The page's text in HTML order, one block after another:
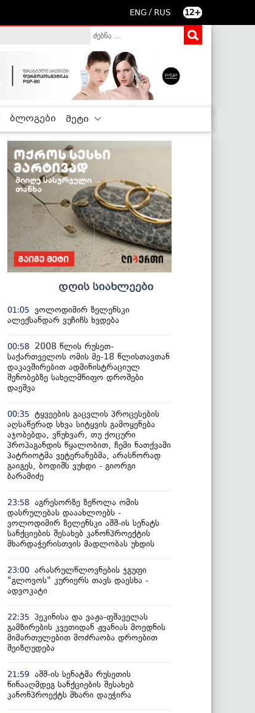
ENG / RUS 12+
ბლოგები მეტი
დღის სიახლეები
01:05 ვოლოდიმირ ზელენსკი
ალექსანდარ ვუჩიჩს ხვდება
00:58
2008 წლის რუსეთ-
საქართველოს ომის მე-18 წლისთავთან
დაკავშირებით ადმინისტრაციულ
შენობებზე სახელმწიფო დროშები
დაეშვა
00:35 ტყვეების გაცვლის პროცესების
აღსაწერად სხვა სიტყვის გამოყენება
აჯობებდა, ვწუხვარ, თუ ქოცური
პროპაგანდის წყალობით, ჩემი ნათქვამი
პატრიოტმა ვეტერანებმა, არასწორად
გაიგეს, ბოდიშს ვუხდი - გიორგი
ბარამიძე
23:58 აგრესორზე ზეწოლა ომის
დასრულებას დააახლოებს -
ვოლოდიმირ ზელენსკი აშშ-ის სენატს
სანქციების შესახებ კანონპროექტის
მხარდაჭერისთვის მადლობას უხდის
23:00 არასრულწლოვნების ჯგუფი
"გლოვოს" კურიერს თავს დაესხა -
ადვოკატი
22:35 პეკინისა და ვაჟა-ფშაველას
გამზირების კვეთიდან ჟვანიას მოედნის
მიმართულებით მოძრაობა დროებით
შეიზღუდება
21:59 აშშ-ის სენატმა რუსეთის
წინააღმდეგ სანქციების შესახებ
კანონპროექტს მხარი დაუჭირა